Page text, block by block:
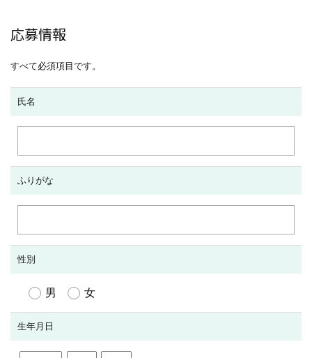
応募情報
すべて必須項目です。
氏名
ふりがな
性別
男 女
生年月日